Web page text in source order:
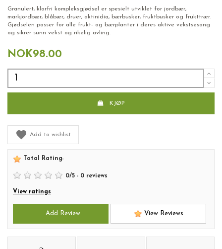
Granulert, klorfri kompleksgjødsel er spesielt utviklet for jordbær,
markjordbær, blåbær, druer, aktinidia, bærbusker, fruktbusker og frukttrær.
Gjødselen passer for alle frukt- og bærplanter i deres aktive vekstsesong
og sikrer sunn vekst og rikelig avling.
NOK98.00
KJØP
Add to wishlist
Total Rating:
0/5 - 0 reviews
View ratings
Add Review View Reviews